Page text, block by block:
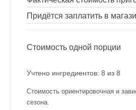
Придётся заплатить в
Стоимость одной порции
Учтено ингредиентов: 8 из 8
Стоимость ориентировочная и
сезона.